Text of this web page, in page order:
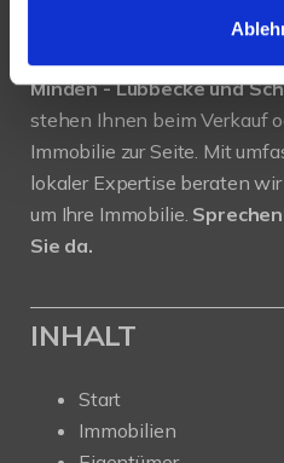
Minden - Lübbecke und
stehen Ihnen beim Verkauf
Immobilie zur Seite. Mit
lokaler Expertise beraten
um Ihre Immobilie.
Sie da.
INHALT
Start
Immobilien